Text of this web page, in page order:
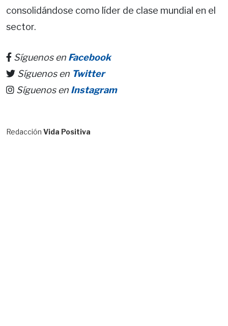
consolidándose como líder de clase mundial en el
sector.
Síguenos en Facebook
Síguenos en Twitter
Síguenos en Instagram
Redacción Vida Positiva